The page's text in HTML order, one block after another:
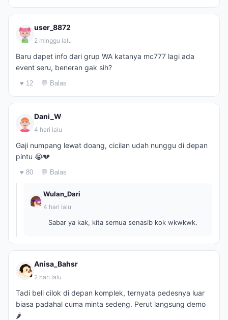
user_8872
2 minggu lalu
Baru dapet info dari grup WA katanya mc777 lagi ada
event seru, beneran gak sih?
♥ 12 💬 Balas
Dani_W
4 hari lalu
Gaji numpang lewat doang, cicilan udah nunggu di depan
pintu 😭💔
♥ 80 💬 Balas
Wulan_Dari
4 hari lalu
Sabar ya kak, kita semua senasib kok wkwkwk.
Anisa_Bahsr
2 hari lalu
Tadi beli cilok di depan komplek, ternyata pedesnya luar
biasa padahal cuma minta sedeng. Perut langsung demo
🌶️